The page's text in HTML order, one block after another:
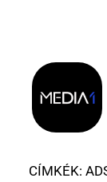
CÍMKÉK: